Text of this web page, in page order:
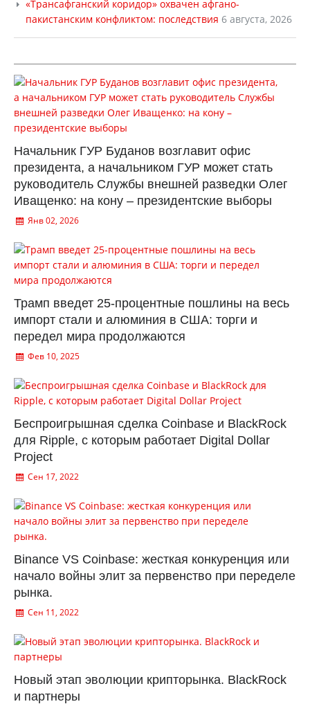
«Трансафганский коридор» охвачен афгано-
пакистанским конфликтом: последствия 6 августа, 2026
Начальник ГУР Буданов возглавит офис
президента, а начальником ГУР может стать
руководитель Службы внешней разведки Олег
Иващенко: на кону – президентские выборы
Янв 02, 2026
Трамп введет 25-процентные пошлины на весь
импорт стали и алюминия в США: торги и
передел мира продолжаются
Фев 10, 2025
Беспроигрышная сделка Coinbase и BlackRock
для Ripple, с которым работает Digital Dollar
Project
Сен 17, 2022
Binance VS Coinbase: жесткая конкуренция или
начало войны элит за первенство при переделе
рынка.
Сен 11, 2022
Новый этап эволюции крипторынка. BlackRock
и партнеры